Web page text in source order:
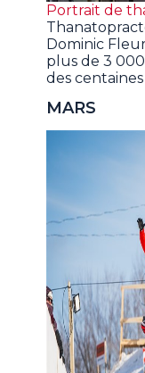
Portrait de
Dominic
plus de 3
des
MARS